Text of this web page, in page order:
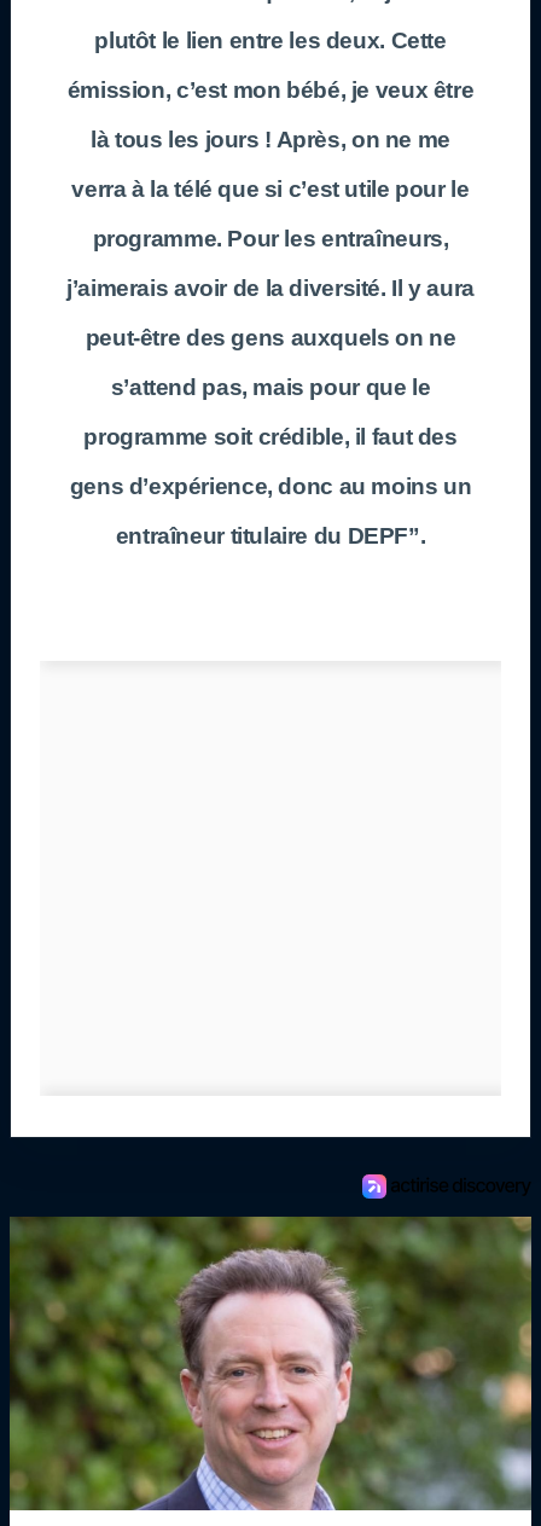
plutôt le lien entre les deux. Cette
émission, c’est mon bébé, je veux être
là tous les jours ! Après, on ne me
verra à la télé que si c’est utile pour le
programme. Pour les entraîneurs,
j’aimerais avoir de la diversité. Il y aura
peut-être des gens auxquels on ne
s’attend pas, mais pour que le
programme soit crédible, il faut des
gens d’expérience, donc au moins un
entraîneur titulaire du DEPF”.